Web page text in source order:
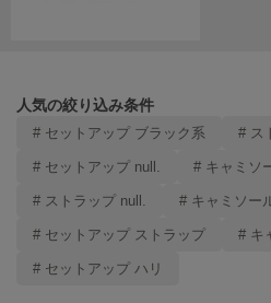
MOIGE
MUCHA
ミュシャ
人気の絞り込み条件
# セットアップ ブラック系 # ス
# セットアップ null. # キャミソ
# ストラップ null. # キャミソー
# セットアップ ストラップ # キ
# セットアップ ハリ